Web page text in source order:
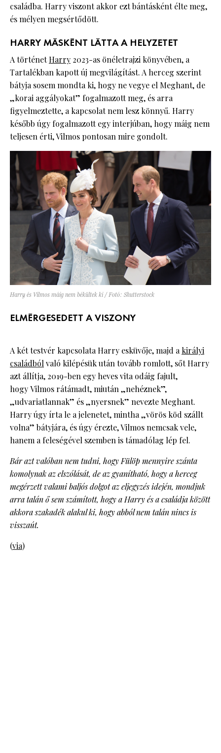
családba. Harry viszont akkor ezt bántásként élte meg,
és mélyen megsértődött.
HARRY MÁSKÉNT LÁTTA A HELYZETET
A történetHarry 2023-as önéletrajzi könyvében, a
Tartalékban kapott új megvilágítást. A herceg szerint
bátyja sosem mondta ki, hogy ne vegye el Meghant, de
„korai aggályokat” fogalmazott meg, és arra
figyelmeztette, a kapcsolat nem lesz könnyű. Harry
később úgy fogalmazott egy interjúban, hogy máig nem
teljesen érti, Vilmos pontosan mire gondolt.
Harry és Vilmos máig nem békültek ki / Fotó: Shutterstock
ELMÉRGESEDETT A VISZONY
A két testvér kapcsolata Harry esküvője, majd a királyi
családból való kilépésük után tovább romlott, sőt Harry
azt állítja, 2019-ben egy heves vita odáig fajult,
hogy Vilmos rátámadt, miután „nehéznek”,
„udvariatlannak” és „nyersnek” nevezte Meghant.
Harry úgy írta le a jelenetet, mintha „vörös köd szállt
volna” bátyjára, és úgy érezte, Vilmos nemcsak vele,
hanem a feleségével szemben is támadólag lép fel.
Bár azt valóban nem tudni, hogy Fülöp mennyire szánta
komolynak az elszólását, de az gyanítható, hogy a herceg
megérzett valami baljós dolgot az eljegyzés idején, mondjuk
arra talán ő sem számított, hogy a Harry és a családja között
akkora szakadék alakul ki, hogy abból nem talán nincs is
visszaút.
(via)